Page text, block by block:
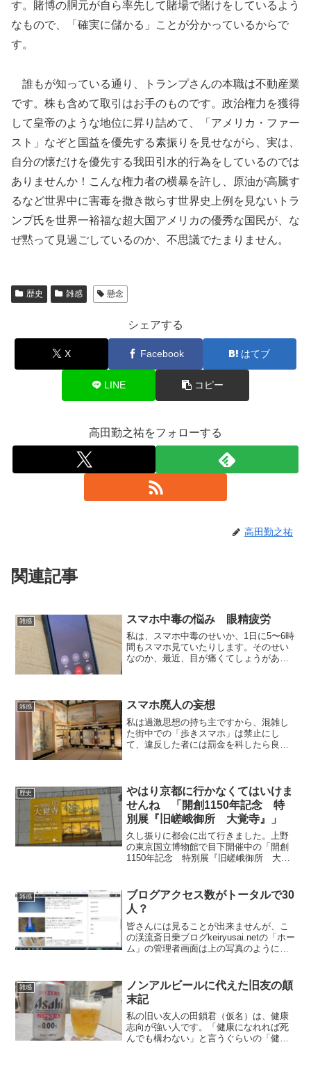
す。賭博の胴元が自ら率先して賭場で賭けをしているよう
なもので、「確実に儲かる」ことが分かっているからで
す。
誰もが知っている通り、トランプさんの本職は不動産業
です。株も含めて取引はお手のものです。政治権力を獲得
して皇帝のような地位に昇り詰めて、「アメリカ・ファー
スト」なぞと国益を優先する素振りを見せながら、実は、
自分の懐だけを優先する我田引水的行為をしているのでは
ありませんか！こんな権力者の横暴を許し、原油が高騰す
るなど世界中に害毒を撒き散らす世界史上例を見ないトラ
ンプ氏を世界一裕福な超大国アメリカの優秀な国民が、な
ぜ黙って見過ごしているのか、不思議でたまりません。
歴史 雑感 懸念
シェアする
X Facebook はてブ
LINE コピー
高田勤之祐をフォローする
高田勤之祐
関連記事
雑感 スマホ中毒の悩み 眼精疲労
私は、スマホ中毒のせいか、1日に5〜6時
間もスマホ見ていたりします。そのせい
なのか、最近、目が痛くてしょうがあり
や頭が痛くなります。...
雑感 スマホ廃人の妄想
私は過激思想の持ち主ですから、混雑し
た街中での「歩きスマホ」は禁止にし
て、違反した者には罰金を科したら良い
スマホには毎日、迷惑して...
歴史
やはり京都に行かなくてはいけま
せんね 「開創1150年記念 特
別展『旧嵯峨御所 大覚寺』」
久し振りに都会に出て行きました。上野
の東京国立博物館で目下開催中の「開創
1150年記念 特別展『旧嵯峨御所 大覚
ルスに良くないですからね(苦笑)。 で
も、それにしても、...
雑感
ブログアクセス数がトータルで30
人？
皆さんには見ることが出来ませんが、こ
の渓流斎日乗ブログkeiryusai.netの「ホー
ム」の管理者画面は上の写真のようにな
す。 例えば、上から2番目の「ウクレレ
版 エトラ...
雑感
ノンアルビールに代えた旧友の顛
末記
私の旧い友人の田鎖君（仮名）は、健康
志向が強い人です。「健康になれれば死
んでも構わない」と言うぐらいの「健康